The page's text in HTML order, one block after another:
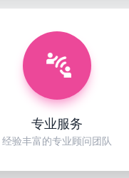
专业服务
经验丰富的专业顾问团队